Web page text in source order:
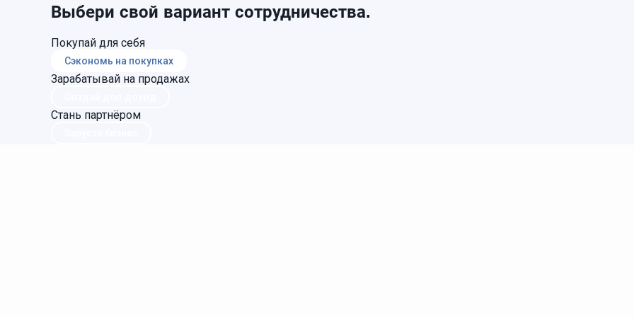
Выбери свой вариант сотрудничества.
Покупай для себя
Сэкономь на покупках
Зарабатывай на продажах
Стань партнёром